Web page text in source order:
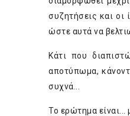
συζητήσεις και οι
ώστε αυτά να
Κάτι που
αποτύπωμα,
συχνά...
Το ερώτημα